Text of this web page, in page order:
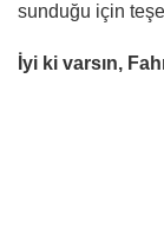
sunduğu için
İyi ki varsın,